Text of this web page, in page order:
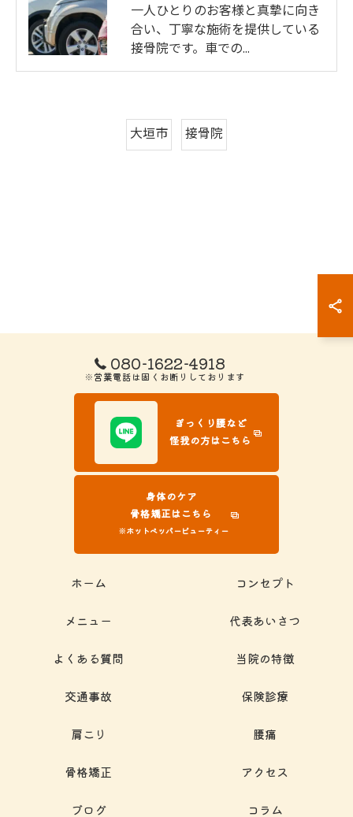
一人ひとりのお客様と真摯に向き
合い、丁寧な施術を提供している
接骨院です。車での…
大垣市 接骨院
080-1622-4918
※営業電話は固くお断りしております
ぎっくり腰など
怪我の方はこちら
身体のケア
骨格矯正はこちら
※ホットペッパービューティー
ホーム コンセプト
メニュー 代表あいさつ
よくある質問 当院の特徴
交通事故 保険診療
肩こり 腰痛
骨格矯正 アクセス
ブログ コラム